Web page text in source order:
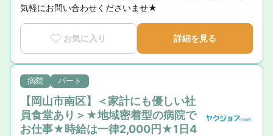
気軽にお問い合わせくださいませ★
お気に入り 詳細を見る
病院 パート
【岡山市南区】＜家計にも優しい社
員食堂あり＞★地域密着型の病院で
お仕事★時給は一律2,000円★1日4